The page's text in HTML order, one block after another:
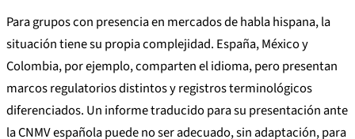
Para grupos con presencia en mercados de habla hispana, la
situación tiene su propia complejidad. España, México y
Colombia, por ejemplo, comparten el idioma, pero presentan
marcos regulatorios distintos y registros terminológicos
diferenciados. Un informe traducido para su presentación ante
la CNMV española puede no ser adecuado, sin adaptación, para